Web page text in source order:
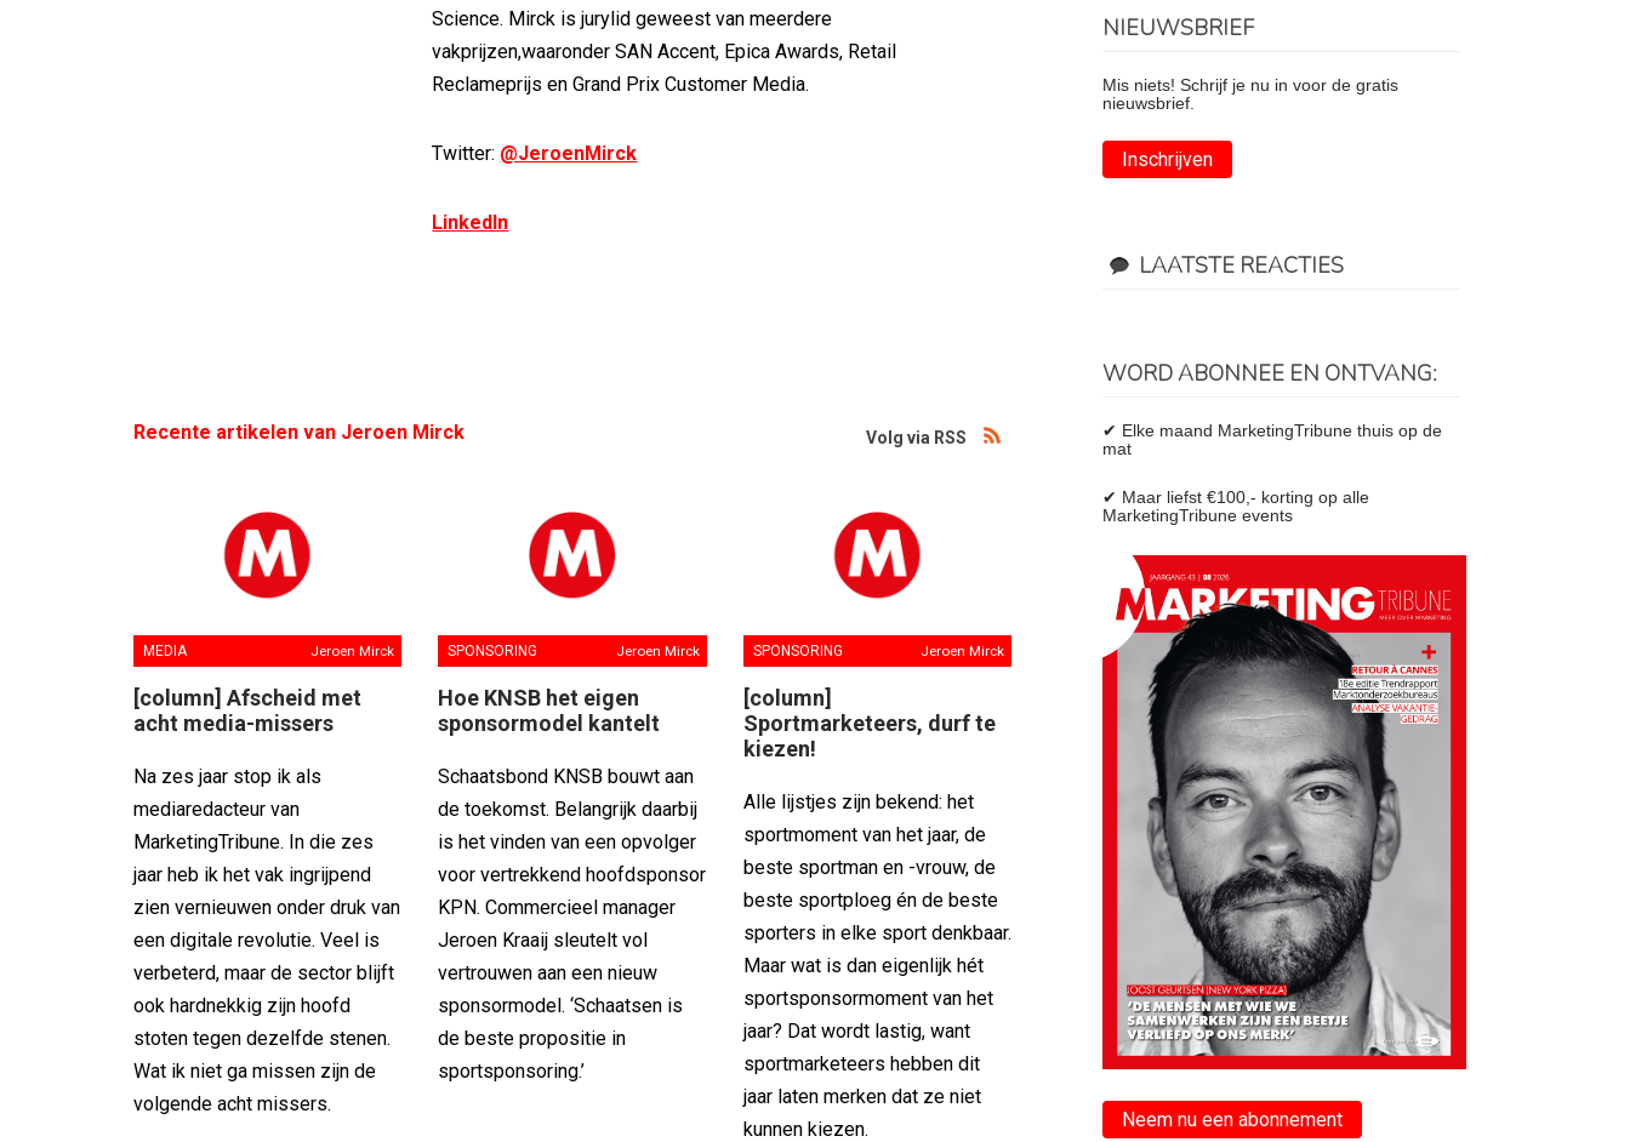
Science. Mirck is jurylid geweest van meerdere
vakprijzen,waaronder SAN Accent, Epica Awards, Retail
Reclameprijs en Grand Prix Customer Media.
Twitter: @JeroenMirck
LinkedIn
Recente artikelen van Jeroen Mirck Volg via RSS
MEDIA Jeroen Mirck
[column] Afscheid met
acht media-missers
Na zes jaar stop ik als
mediaredacteur van
MarketingTribune. In die zes
jaar heb ik het vak ingrijpend
zien vernieuwen onder druk van
een digitale revolutie. Veel is
verbeterd, maar de sector blijft
ook hardnekkig zijn hoofd
stoten tegen dezelfde stenen.
Wat ik niet ga missen zijn de
volgende acht missers.
SPONSORING Jeroen Mirck
Hoe KNSB het eigen
sponsormodel kantelt
Schaatsbond KNSB bouwt aan
de toekomst. Belangrijk daarbij
is het vinden van een opvolger
voor vertrekkend hoofdsponsor
KPN. Commercieel manager
Jeroen Kraaij sleutelt vol
vertrouwen aan een nieuw
sponsormodel. ‘Schaatsen is
de beste propositie in
sportsponsoring.’
SPONSORING Jeroen Mirck
[column]
Sportmarketeers, durf te
kiezen!
Alle lijstjes zijn bekend: het
sportmoment van het jaar, de
beste sportman en -vrouw, de
beste sportploeg én de beste
sporters in elke sport denkbaar.
Maar wat is dan eigenlijk hét
sportsponsormoment van het
jaar? Dat wordt lastig, want
sportmarketeers hebben dit
jaar laten merken dat ze niet
kunnen kiezen.
NIEUWSBRIEF
Mis niets! Schrijf je nu in voor de gratis
nieuwsbrief.
Inschrijven
LAATSTE REACTIES
WORD ABONNEE EN ONTVANG:
✔ Elke maand MarketingTribune thuis op de
mat
✔ Maar liefst €100,- korting op alle
MarketingTribune events
Neem nu een abonnement